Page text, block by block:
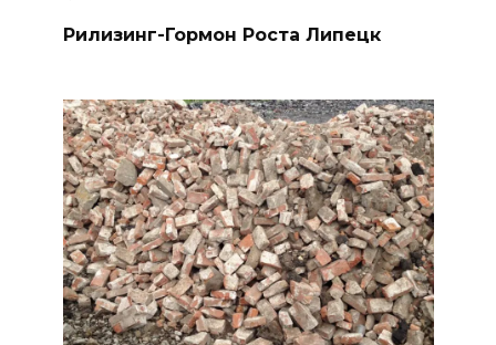
Рилизинг-Гормон Роста Липецк